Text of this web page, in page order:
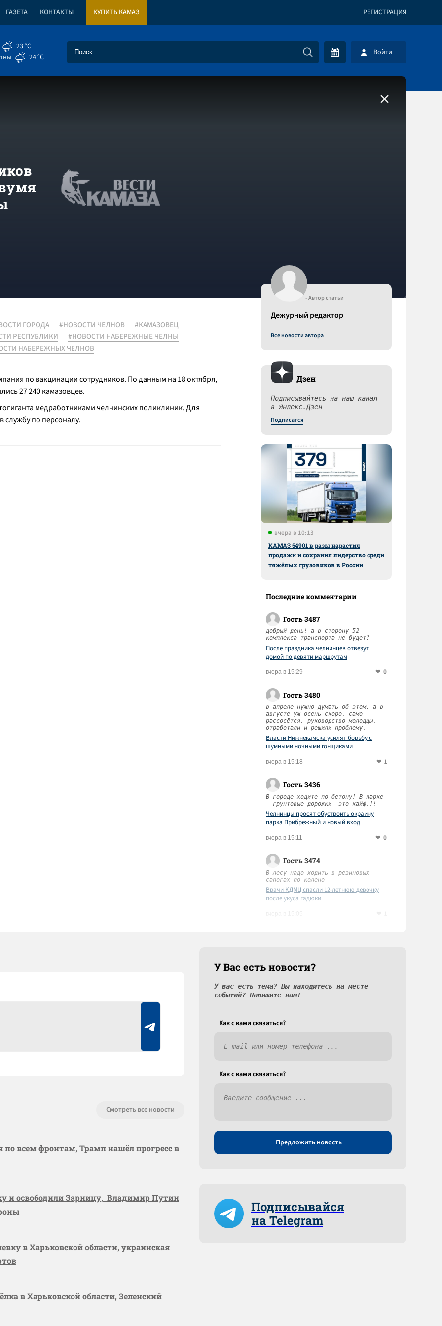
ГАЗЕТА КОНТАКТЫ КУПИТЬ КАМАЗ РЕГИСТРАЦИЯ
23 °C
24 °C Войти
ГОРОДА #НОВОСТИ ЧЕЛНОВ
#КАМАЗОВЕЦ
РЕСПУБЛИКИ
#НОВОСТИ НАБЕРЕЖНЫЕ ЧЕЛНЫ
НАБЕРЕЖНЫХ ЧЕЛНОВ
по вакцинации сотрудников. По данным на 18 октября,
27 240 камазовцев.
медработниками челнинских поликлиник. Для
службу по персоналу.
- Автор статьи
Дежурный редактор
Все новости автора
Дзен
Подписывайтесь на наш канал
в Яндекс.Дзен
Подписатся
вчера в 10:13
КАМАЗ 54901 в разы нарастил
продажи и сохранил лидерство среди
тяжёлых грузовиков в России
Последние комментарии
Гость 3487
добрый день! а в сторону 52
комплекса транспорта не будет?
После праздника челнинцев отвезут
домой по девяти маршрутам
вчера в 15:29 0
Гость 3480
в апреле нужно думать об этом, а в
августе уж осень скоро. само
рассосётся. руководство молодцы.
отработали и решили проблему.
Власти Нижнекамска усилят борьбу с
шумными ночными гонщиками
вчера в 15:18 1
Гость 3436
В городе ходите по бетону! В парке
- грунтовые дорожки- это кайф!!!
Челнинцы просят обустроить окраину
парка Прибрежный и новый вход
вчера в 15:11 0
Гость 3474
В лесу надо ходить в резиновых
сапогах по колено
Врачи КДМЦ спасли 12-летнюю девочку
после укуса гадюки
Смотреть все новости
по всем фронтам, Трамп нашёл прогресс в
и освободили Зарницу, Владимир Путин
в Харьковской области, украинская
в Харьковской области, Зеленский
У Вас есть новости?
У вас есть тема? Вы находитесь на месте
событий? Напишите нам!
Как c вами связаться?
Как c вами связаться?
Предложить новость
Подписывайся
на Telegram